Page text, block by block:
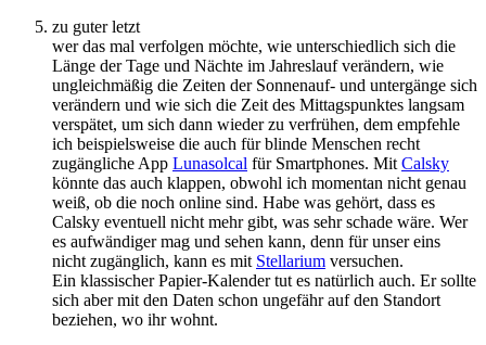
zu guter letzt
wer das mal verfolgen möchte, wie unterschiedlich sich die
Länge der Tage und Nächte im Jahreslauf verändern, wie
ungleichmäßig die Zeiten der Sonnenauf- und untergänge sich
verändern und wie sich die Zeit des Mittagspunktes langsam
verspätet, um sich dann wieder zu verfrühen, dem empfehle
ich beispielsweise die auch für blinde Menschen recht
zugängliche App Lunasolcal für Smartphones. Mit Calsky
könnte das auch klappen, obwohl ich momentan nicht genau
weiß, ob die noch online sind. Habe was gehört, dass es
Calsky eventuell nicht mehr gibt, was sehr schade wäre. Wer
es aufwändiger mag und sehen kann, denn für unser eins
nicht zugänglich, kann es mit Stellarium versuchen.
Ein klassischer Papier-Kalender tut es natürlich auch. Er sollte
sich aber mit den Daten schon ungefähr auf den Standort
beziehen, wo ihr wohnt.